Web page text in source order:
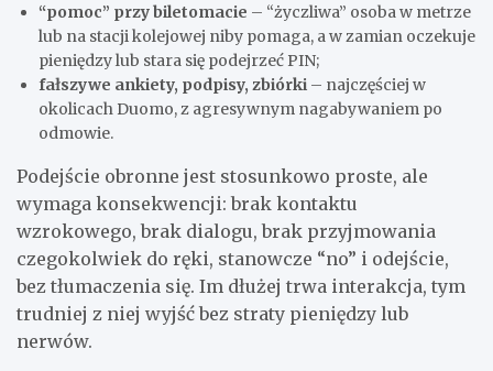
“pomoc” przy biletomacie – “życzliwa” osoba w metrze
lub na stacji kolejowej niby pomaga, a w zamian oczekuje
pieniędzy lub stara się podejrzeć PIN;
fałszywe ankiety, podpisy, zbiórki – najczęściej w
okolicach Duomo, z agresywnym nagabywaniem po
odmowie.
Podejście obronne jest stosunkowo proste, ale
wymaga konsekwencji: brak kontaktu
wzrokowego, brak dialogu, brak przyjmowania
czegokolwiek do ręki, stanowcze “no” i odejście,
bez tłumaczenia się. Im dłużej trwa interakcja, tym
trudniej z niej wyjść bez straty pieniędzy lub
nerwów.